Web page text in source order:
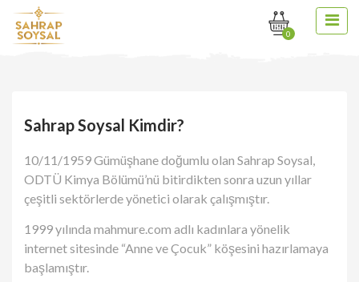
0
Sahrap Soysal Kimdir?
10/11/1959 Gümüşhane doğumlu olan Sahrap Soysal,
ODTÜ Kimya Bölümü’nü bitirdikten sonra uzun yıllar
çeşitli sektörlerde yönetici olarak çalışmıştır.
1999 yılında mahmure.com adlı kadınlara yönelik
internet sitesinde “Anne ve Çocuk” köşesini hazırlamaya
başlamıştır.